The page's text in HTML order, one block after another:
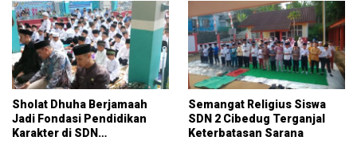
Sholat Dhuha Berjamaah
Jadi Fondasi Pendidikan
Karakter di SDN
Semangat Religius Siswa
SDN 2 Cibedug Terganjal
Keterbatasan Sarana